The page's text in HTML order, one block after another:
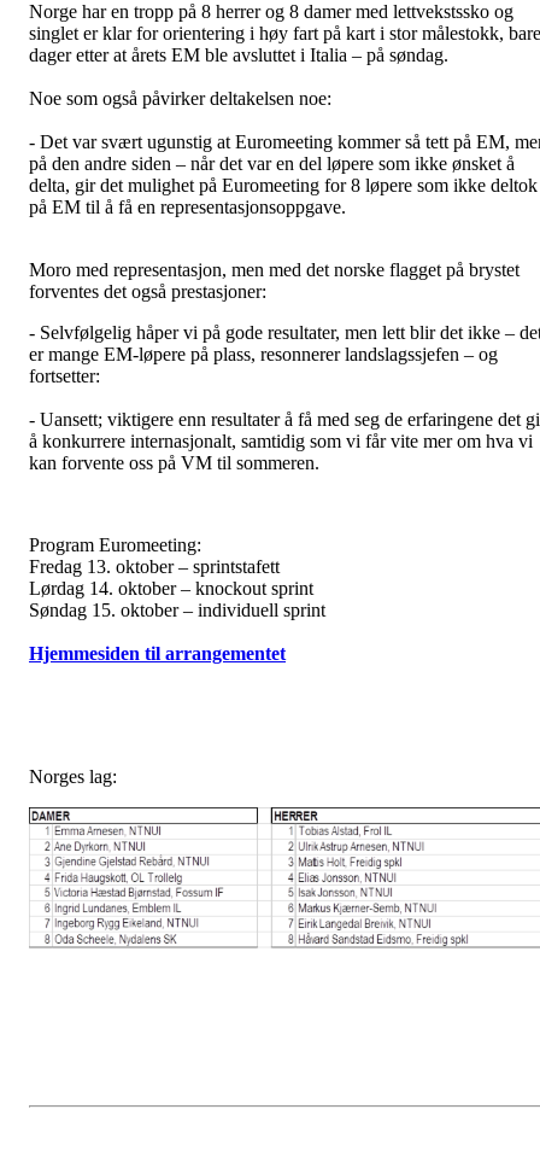
Norge har en tropp på 8 herrer og 8 damer med lettvekstssko og
singlet er klar for orientering i høy fart på kart i stor målestokk, bare
dager etter at årets EM ble avsluttet i Italia – på søndag.
Noe som også påvirker deltakelsen noe:
- Det var svært ugunstig at Euromeeting kommer så tett på EM,
på den andre siden – når det var en del løpere som ikke ønsket å
delta, gir det mulighet på Euromeeting for 8 løpere som ikke deltok
på EM til å få en representasjonsoppgave.
Moro med representasjon, men med det norske flagget på brystet
forventes det også prestasjoner:
- Selvfølgelig håper vi på gode resultater, men lett blir det ikke –
er mange EM-løpere på plass, resonnerer landslagssjefen – og
fortsetter:
- Uansett; viktigere enn resultater å få med seg de erfaringene det
å konkurrere internasjonalt, samtidig som vi får vite mer om hva vi
kan forvente oss på VM til sommeren.
Program Euromeeting:
Fredag 13. oktober – sprintstafett
Lørdag 14. oktober – knockout sprint
Søndag 15. oktober – individuell sprint
Hjemmesiden til arrangementet
Norges lag: